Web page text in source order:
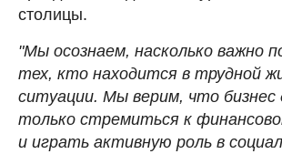
столицы.
"Мы осознаем, насколько важно
тех, кто находится в трудной
ситуации. Мы верим, что бизнес
только стремиться к
и играть активную роль в